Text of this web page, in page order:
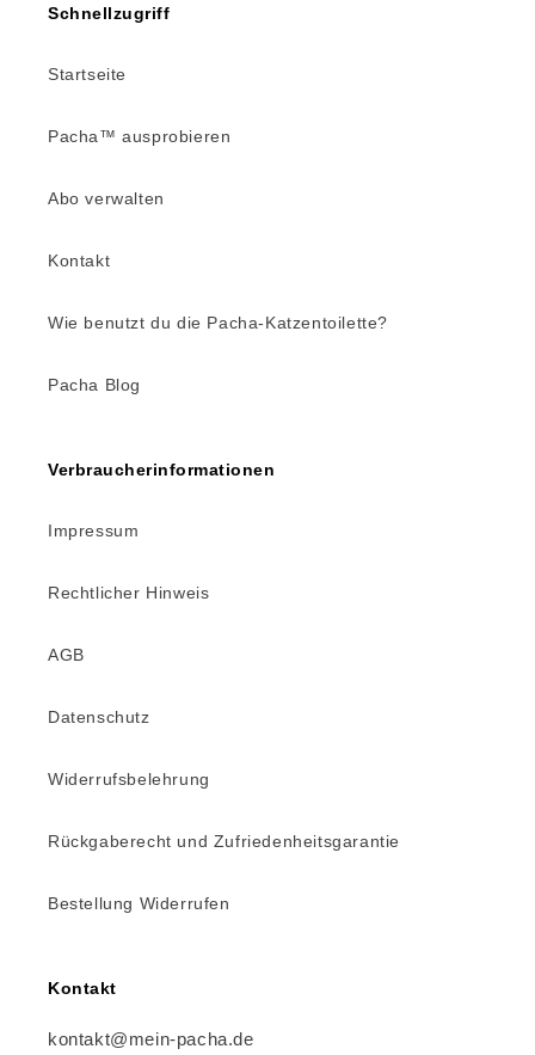
Schnellzugriff
Startseite
Pacha™ ausprobieren
Abo verwalten
Kontakt
Wie benutzt du die Pacha-Katzentoilette?
Pacha Blog
Verbraucherinformationen
Impressum
Rechtlicher Hinweis
AGB
Datenschutz
Widerrufsbelehrung
Rückgaberecht und Zufriedenheitsgarantie
Bestellung Widerrufen
Kontakt
kontakt@mein-pacha.de